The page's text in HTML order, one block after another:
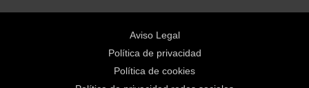
Aviso Legal
Política de privacidad
Política de cookies